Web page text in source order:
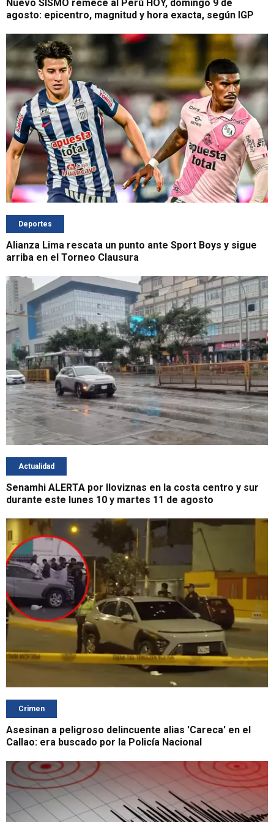
Nuevo SISMO remece al Perú HOY, domingo 9 de
agosto: epicentro, magnitud y hora exacta, según IGP
Deportes
Alianza Lima rescata un punto ante Sport Boys y sigue
arriba en el Torneo Clausura
Actualidad
Senamhi ALERTA por lloviznas en la costa centro y sur
durante este lunes 10 y martes 11 de agosto
Crimen
Asesinan a peligroso delincuente alias 'Careca' en el
Callao: era buscado por la Policía Nacional